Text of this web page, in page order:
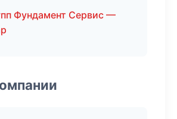
Фундамент Сервис —